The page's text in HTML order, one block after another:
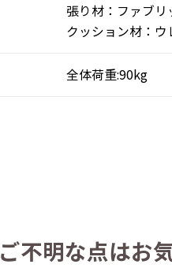
張り材：ファブリ
クッション材：
全体荷重:90kg
ご不明な点はお